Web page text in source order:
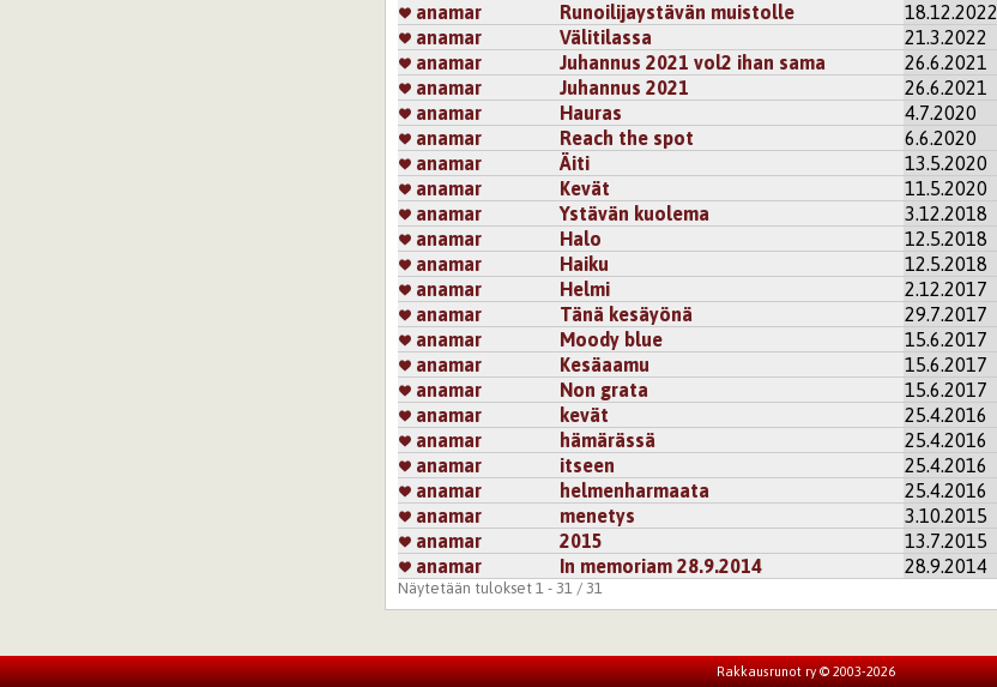
anamar
Runoilijaystävän muistolle 18.12.2022
anamar
Välitilassa 21.3.2022
anamar
Juhannus 2021 vol2 ihan sama 26.6.2021
anamar
Juhannus 2021 26.6.2021
anamar
Hauras 4.7.2020
anamar
Reach the spot 6.6.2020
anamar
Äiti 13.5.2020
anamar
Kevät 11.5.2020
anamar
Ystävän kuolema 3.12.2018
anamar
Halo 12.5.2018
anamar
Haiku 12.5.2018
anamar
Helmi 2.12.2017
anamar
Tänä kesäyönä 29.7.2017
anamar
Moody blue 15.6.2017
anamar
Kesäaamu 15.6.2017
anamar
Non grata 15.6.2017
anamar
kevät 25.4.2016
anamar
hämärässä 25.4.2016
anamar
itseen 25.4.2016
anamar
helmenharmaata 25.4.2016
anamar
menetys 3.10.2015
anamar
2015 13.7.2015
anamar
In memoriam 28.9.2014 28.9.2014
Näytetään tulokset 1 - 31 / 31
Rakkausrunot ry © 2003-2026